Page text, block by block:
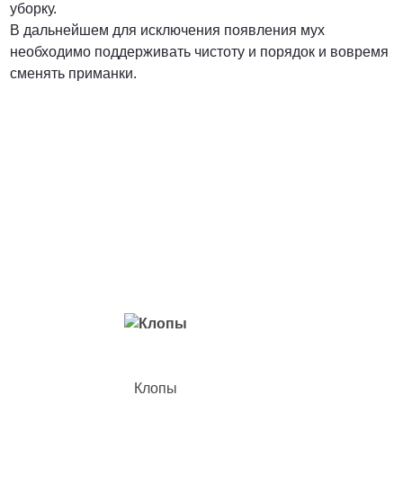
уборку.
В дальнейшем для исключения появления мух
необходимо поддерживать чистоту и порядок и вовремя
сменять приманки.
Клопы